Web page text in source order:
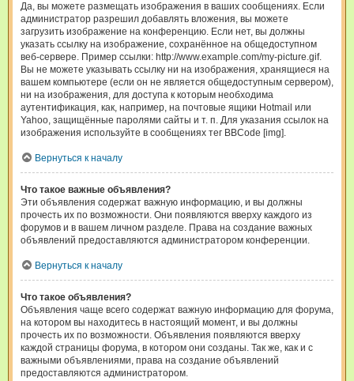
Да, вы можете размещать изображения в ваших сообщениях. Если
администратор разрешил добавлять вложения, вы можете
загрузить изображение на конференцию. Если нет, вы должны
указать ссылку на изображение, сохранённое на общедоступном
веб-сервере. Пример ссылки: http://www.example.com/my-picture.gif.
Вы не можете указывать ссылку ни на изображения, хранящиеся на
вашем компьютере (если он не является общедоступным сервером),
ни на изображения, для доступа к которым необходима
аутентификация, как, например, на почтовые ящики Hotmail или
Yahoo, защищённые паролями сайты и т. п. Для указания ссылок на
изображения используйте в сообщениях тег BBCode [img].
Вернуться к началу
Что такое важные объявления?
Эти объявления содержат важную информацию, и вы должны
прочесть их по возможности. Они появляются вверху каждого из
форумов и в вашем личном разделе. Права на создание важных
объявлений предоставляются администратором конференции.
Вернуться к началу
Что такое объявления?
Объявления чаще всего содержат важную информацию для форума,
на котором вы находитесь в настоящий момент, и вы должны
прочесть их по возможности. Объявления появляются вверху
каждой страницы форума, в котором они созданы. Так же, как и с
важными объявлениями, права на создание объявлений
предоставляются администратором.